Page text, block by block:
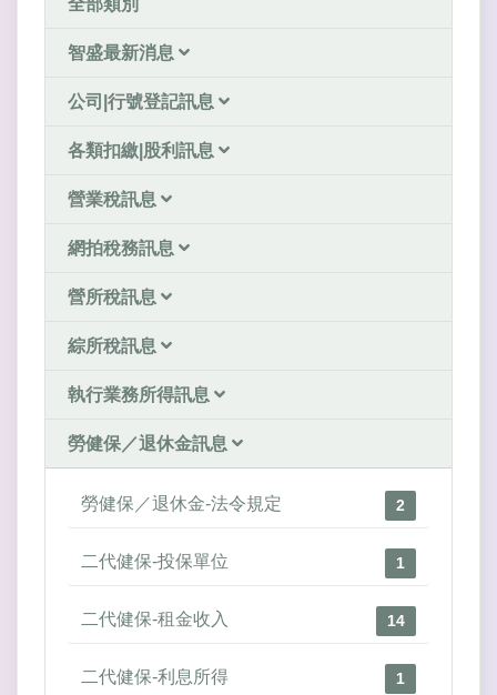
全部類別
智盛最新消息
公司|行號登記訊息
各類扣繳|股利訊息
營業稅訊息
網拍稅務訊息
營所稅訊息
綜所稅訊息
執行業務所得訊息
勞健保／退休金訊息
勞健保／退休金-法令規定 2
二代健保-投保單位 1
二代健保-租金收入 14
二代健保-利息所得 1